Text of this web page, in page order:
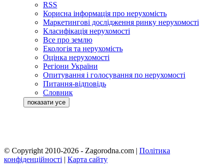
RSS
Корисна інформація про нерухомість
Маркетингові дослідження ринку нерухомості
Класифікація нерухомості
Все про землю
Екологія та нерухомість
Оцінка нерухомості
Регіони України
Опитування і голосування по нерухомості
Питання-відповідь
Словник
© Copyright 2010-2026 - Zagorodna.com | Політика
конфіденційності | Карта сайту